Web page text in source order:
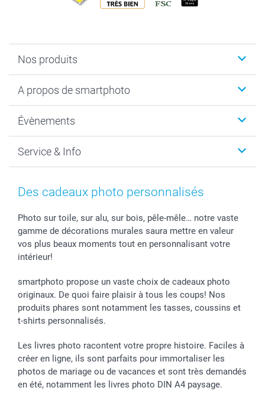
Nos produits
Cadeaux photo
MyNameBook
Développement photo & Tirage photo
Cadres photo & accessoires déco
Stickers & Etiquettes
Chèque Cadeau
A propos de smartphoto
Durabilité
Gestion des cookies
Mentions Légales
Affiliation
Investor Relations
B2B smartbusiness
Évènements
Nouvel An
Fête des Mères
Confirmation ou communion
Mariage
Fête d'anniversaire
Tous les évènements
Service & Info
Tarifs et frais de livraison
Livraison en 48 heures
Modes de Paiement
Identifiez-vous
Statut de ma commande
smarfriends
smartgarantie
smartbonus
Des cadeaux photo personnalisés
Photo sur toile, sur alu, sur bois, pêle-mêle… notre vaste
gamme de décorations murales saura mettre en valeur
vos plus beaux moments tout en personnalisant votre
intérieur!
smartphoto propose un vaste choix de cadeaux photo
originaux. De quoi faire plaisir à tous les coups! Nos
produits phares sont notamment les tasses, coussins et
t-shirts personnalisés.
Les livres photo racontent votre propre histoire. Faciles à
créer en ligne, ils sont parfaits pour immortaliser les
photos de mariage ou de vacances et sont très demandés
en été, notamment les livres photo DIN A4 paysage.